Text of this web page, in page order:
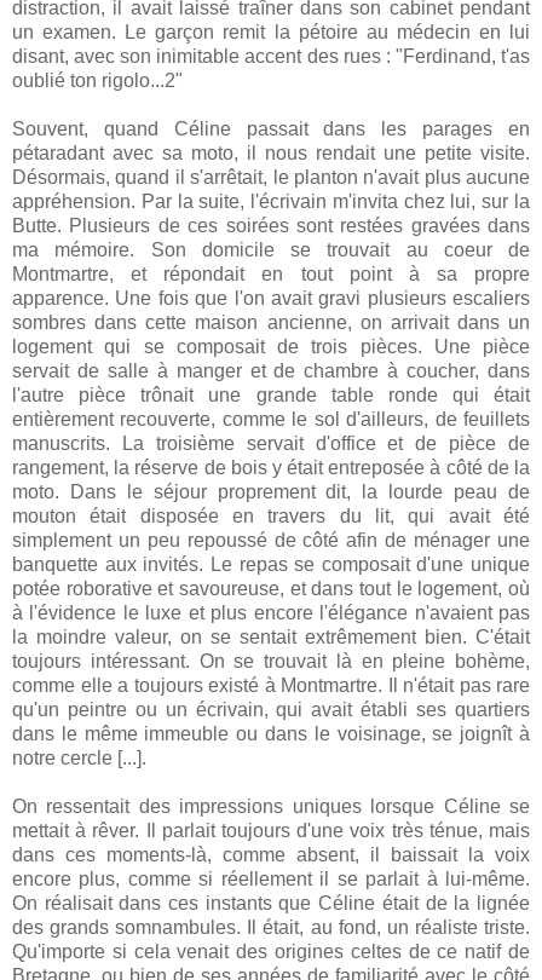
distraction, il avait laissé traîner dans son cabinet pendant
un examen. Le garçon remit la pétoire au médecin en lui
disant, avec son inimitable accent des rues : "Ferdinand, t'as
oublié ton rigolo...2"
Souvent, quand Céline passait dans les parages en
pétaradant avec sa moto, il nous rendait une petite visite.
Désormais, quand il s'arrêtait, le planton n'avait plus aucune
appréhension. Par la suite, l'écrivain m'invita chez lui, sur la
Butte. Plusieurs de ces soirées sont restées gravées dans
ma mémoire. Son domicile se trouvait au coeur de
Montmartre, et répondait en tout point à sa propre
apparence. Une fois que l'on avait gravi plusieurs escaliers
sombres dans cette maison ancienne, on arrivait dans un
logement qui se composait de trois pièces. Une pièce
servait de salle à manger et de chambre à coucher, dans
l'autre pièce trônait une grande table ronde qui était
entièrement recouverte, comme le sol d'ailleurs, de feuillets
manuscrits. La troisième servait d'office et de pièce de
rangement, la réserve de bois y était entreposée à côté de la
moto. Dans le séjour proprement dit, la lourde peau de
mouton était disposée en travers du lit, qui avait été
simplement un peu repoussé de côté afin de ménager une
banquette aux invités. Le repas se composait d'une unique
potée roborative et savoureuse, et dans tout le logement, où
à l'évidence le luxe et plus encore l'élégance n'avaient pas
la moindre valeur, on se sentait extrêmement bien. C'était
toujours intéressant. On se trouvait là en pleine bohème,
comme elle a toujours existé à Montmartre. Il n'était pas rare
qu'un peintre ou un écrivain, qui avait établi ses quartiers
dans le même immeuble ou dans le voisinage, se joignît à
notre cercle [...].
On ressentait des impressions uniques lorsque Céline se
mettait à rêver. Il parlait toujours d'une voix très ténue, mais
dans ces moments-là, comme absent, il baissait la voix
encore plus, comme si réellement il se parlait à lui-même.
On réalisait dans ces instants que Céline était de la lignée
des grands somnambules. Il était, au fond, un réaliste triste.
Qu'importe si cela venait des origines celtes de ce natif de
Bretagne, ou bien de ses années de familiarité avec le côté